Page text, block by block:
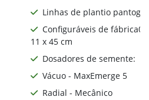
Linhas de plantio
Configuráveis de
11 x 45 cm
Dosadores de semente:
Vácuo - MaxEmerge 5
Radial - Mecânico